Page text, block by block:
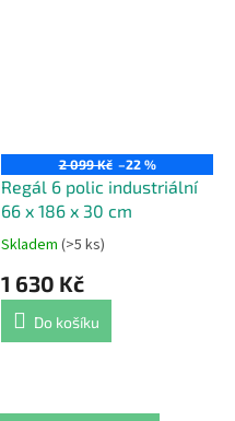
2 099 Kč –22 %
Regál 6 polic industriální
66 x 186 x 30 cm
Průměrné
produktu
5,0
Skladem (>5 ks)
1 630 Kč
Do košíku